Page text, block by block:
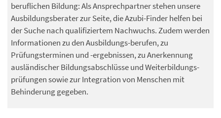
beruflichen Bildung: Als Ansprechpartner stehen unsere
Ausbildungsberater zur Seite, die Azubi-Finder helfen bei
der Suche nach qualifiziertem Nachwuchs. Zudem werden
Informationen zu den Ausbildungs-berufen, zu
Prüfungsterminen und -ergebnissen, zu Anerkennung
ausländischer Bildungsabschlüsse und Weiterbildungs-
prüfungen sowie zur Integration von Menschen mit
Behinderung gegeben.